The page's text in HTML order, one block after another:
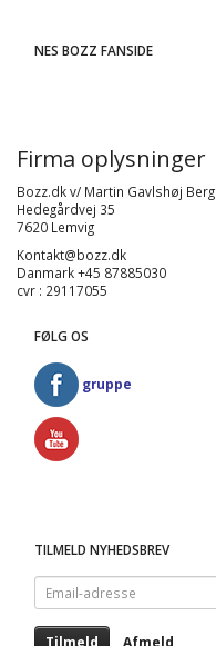
NES BOZZ FANSIDE
Firma oplysninger
Bozz.dk v/ Martin Gavlshøj Berg
Hedegårdvej 35
7620 Lemvig
Kontakt@bozz.dk
Danmark +45 87885030
cvr : 29117055
FØLG OS
gruppe
TILMELD NYHEDSBREV
Email-
adresse